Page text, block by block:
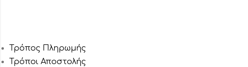
Τρόπος Πληρωμής
Τρόποι Αποστολής